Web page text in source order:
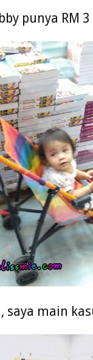
punya RM
saya main